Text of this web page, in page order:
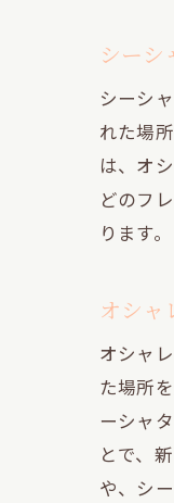
シーシ
シーシ
れた場
は、オ
どのフ
ります
オシャ
オシャ
た場所
ーシャ
とで、
や、シ